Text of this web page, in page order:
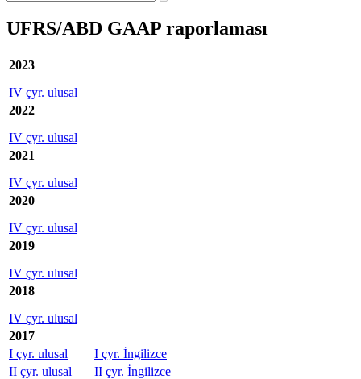
UFRS/ABD GAAP raporlaması
2023
IV çyr. ulusal
2022
IV çyr. ulusal
2021
IV çyr. ulusal
2020
IV çyr. ulusal
2019
IV çyr. ulusal
2018
IV çyr. ulusal
2017
I çyr. ulusal
I çyr. İngilizce
II çyr. ulusal
II çyr. İngilizce